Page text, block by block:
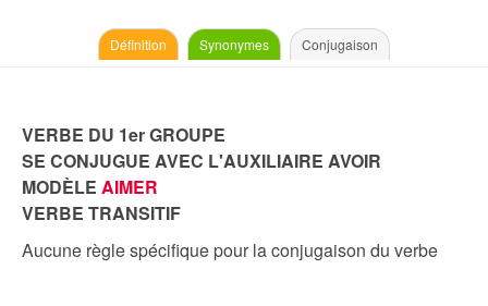
Définition Synonymes Conjugaison
VERBE DU 1er GROUPE
SE CONJUGUE AVEC L'AUXILIAIRE AVOIR
MODÈLE AIMER
VERBE TRANSITIF
Aucune règle spécifique pour la conjugaison du verbe